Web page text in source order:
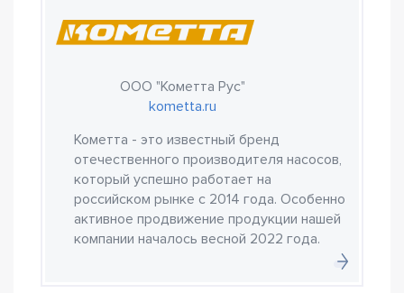
ООО "Кометта Рус"
kometta.ru
Кометта - это известный бренд
отечественного производителя насосов,
который успешно работает на
российском рынке с 2014 года. Особенно
активное продвижение продукции нашей
компании началось весной 2022 года.